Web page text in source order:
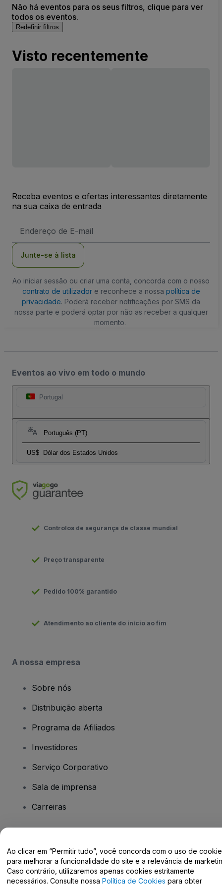
Não há eventos para os seus filtros, clique para ver
todos os eventos.
Redefinir filtros
Visto recentemente
Receba eventos e ofertas interessantes diretamente
na sua caixa de entrada
de
Junte-se à lista
Ao iniciar sessão ou criar uma conta, concorda com o nosso
contrato de utilizadore reconhece a nossa política de
privacidade. Poderá receber notificações por SMS da
nossa parte e poderá optar por não as receber a qualquer
momento.
Eventos ao vivo em todo o mundo
Portugal
Português (PT)
US$ Dólar dos Estados Unidos
Controlos de segurança de classe mundial
Preço transparente
Pedido 100% garantido
Atendimento ao cliente do início ao fim
A nossa empresa
Sobre nós
Distribuição aberta
Programa de Afiliados
Investidores
Serviço Corporativo
Sala de imprensa
Carreiras
Centro de Ajuda / Fale Conosco
Ao clicar em “Permitir tudo”, você concorda com o uso de
para melhorar a funcionalidade do site e a relevância de
Caso contrário, utilizaremos apenas cookies estritamente
necessários. Consulte nossa Política de Cookies para obter